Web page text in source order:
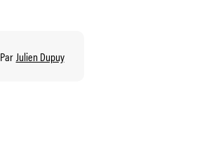
Par Julien Dupuy